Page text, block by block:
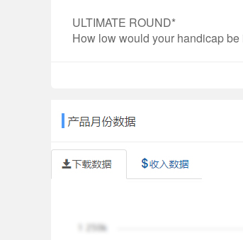
ULTIMATE ROUND*
How low would your handicap
Supported Android Devices
This mobile app only works on
higher. The app needs to be
The following Android phones are
- Samsung: S7, S7 Edge, S6,
- Nexus: 5, 5X, 6